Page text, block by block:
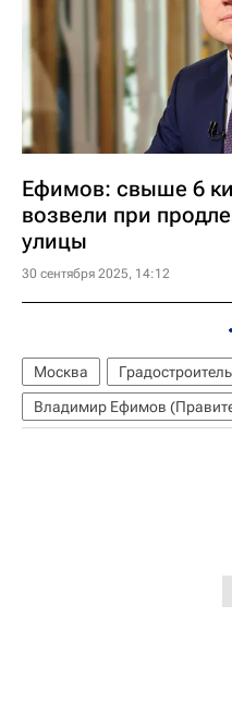
Ефимов: свыше 6
возвели при
улицы
30 сентября 2025, 14:12
Москва
Владимир Ефимов